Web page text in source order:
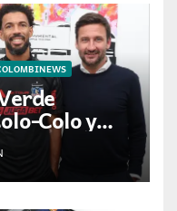
Colo y
nueva